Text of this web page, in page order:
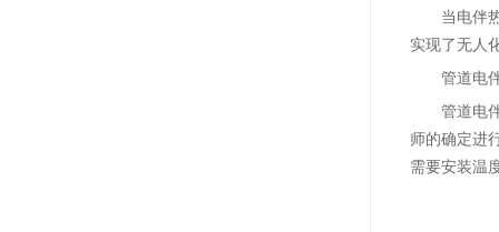
当电伴
实现了无人
管道电
管道电
师的确定进
需要安装温